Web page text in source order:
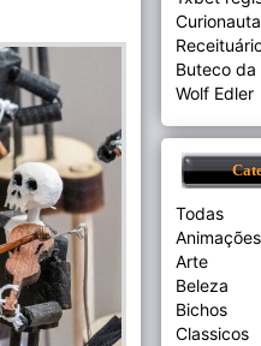
Buteco da
Wolf Edler
Todas
Animações
Arte
Beleza
Bichos
Classicos